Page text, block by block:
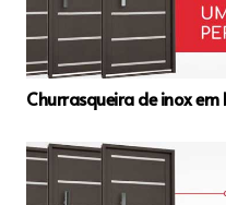
Churrasqueira de inox